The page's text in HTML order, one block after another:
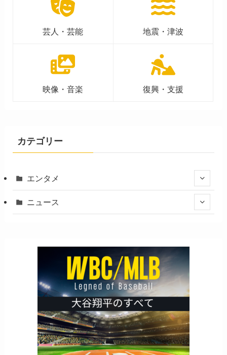
芸人・芸能 地震・津波
映像・音楽 復興・支援
カテゴリー
エンタメ
ニュース